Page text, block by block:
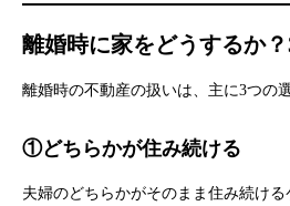
離婚時に家をどうするか
離婚時の不動産の扱いは、主に3つの
①どちらかが住み続ける
夫婦のどちらかがそのまま住み続ける